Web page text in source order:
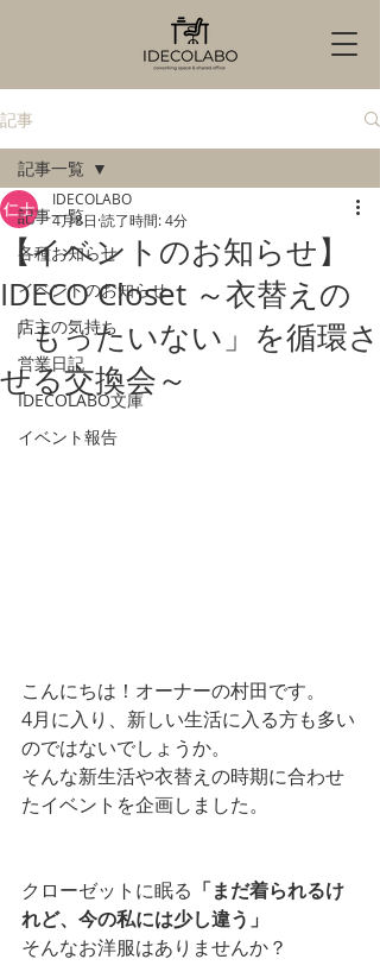
記事
記事一覧
各種お知らせ
イベントのお知らせ
店主の気持ち
営業日記
IDECOLABO文庫
イベント報告
記事一覧
【イベントのお知らせ】
IDECO Closet ～衣替えの
「もったいない」を循環さ
せる交換会～
IDECOLABO
4月8日 読了時間: 4分
こんにちは！オーナーの村田です。
4月に入り、新しい生活に入る方も多い
のではないでしょうか。
そんな新生活や衣替えの時期に合わせ
たイベントを企画しました。
クローゼットに眠る 「まだ着られるけ
れど、今の私には少し違う」
そんなお洋服はありませんか？